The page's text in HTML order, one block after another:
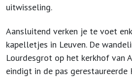
uitwisseling.
Aansluitend verken je te voet
kapelletjes in Leuven. De
Lourdesgrot op het kerkhof van
eindigt in de pas gerestaureerde